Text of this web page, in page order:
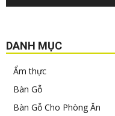
DANH MỤC
Ẩm thực
Bàn Gỗ
Bàn Gỗ Cho Phòng Ăn